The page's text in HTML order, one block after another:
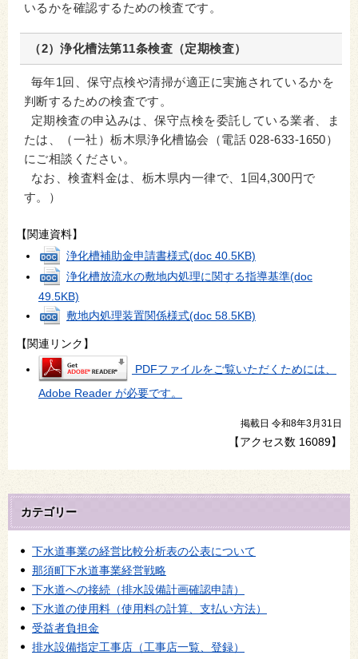
いるかを確認するための検査です。
（2）浄化槽法第11条検査（定期検査）
毎年1回、保守点検や清掃が適正に実施されているかを
判断するための検査です。
定期検査の申込みは、保守点検を委託している業者、ま
たは、
（一社）栃木県浄化槽協会（電話 028-633-1650）
にご相談ください。
なお、検査料金は、栃木県内一律で、1回4,300円で
す。）
【関連資料】
浄化槽補助金申請書様式(doc 40.5KB)
浄化槽放流水の敷地内処理に関する指導基準(doc
49.5KB)
敷地内処理装置関係様式(doc 58.5KB)
【関連リンク】
PDFファイルをご覧いただくためには、
Adobe Reader が必要です。
掲載日 令和8年3月31日
【アクセス数 16089】
カテゴリー
下水道事業の経営比較分析表の公表について
那須町下水道事業経営戦略
下水道への接続（排水設備計画確認申請）
下水道の使用料（使用料の計算、支払い方法）
受益者負担金
排水設備指定工事店（工事店一覧、登録）